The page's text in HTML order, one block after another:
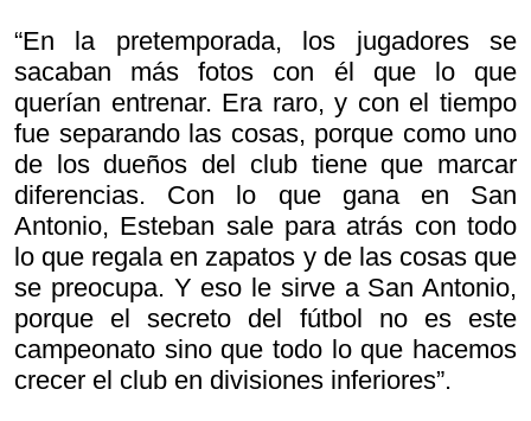
“En la pretemporada, los jugadores se
sacaban más fotos con él que lo que
querían entrenar. Era raro, y con el tiempo
fue separando las cosas, porque como uno
de los dueños del club tiene que marcar
diferencias. Con lo que gana en San
Antonio, Esteban sale para atrás con todo
lo que regala en zapatos y de las cosas que
se preocupa. Y eso le sirve a San Antonio,
porque el secreto del fútbol no es este
campeonato sino que todo lo que hacemos
crecer el club en divisiones inferiores”.